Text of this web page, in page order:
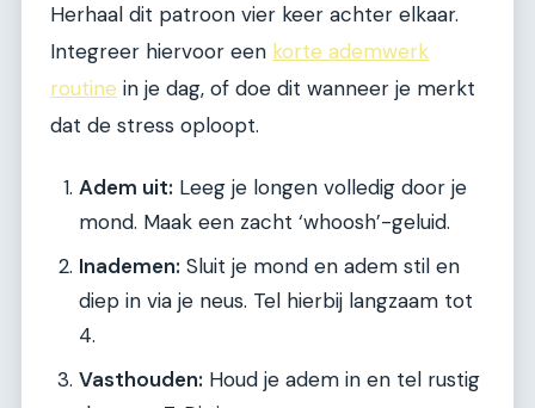
Herhaal dit patroon vier keer achter elkaar.
Integreer hiervoor een korte ademwerk
routine in je dag, of doe dit wanneer je merkt
dat de stress oploopt.
Adem uit: Leeg je longen volledig door je
mond. Maak een zacht ‘whoosh’-geluid.
Inademen: Sluit je mond en adem stil en
diep in via je neus. Tel hierbij langzaam tot
4.
Vasthouden: Houd je adem in en tel rustig